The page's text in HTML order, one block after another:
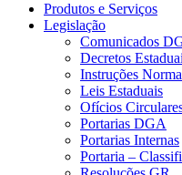
Produtos e Serviços
Legislação
Comunicados
Decretos
Instruções
Leis Estaduais
Ofícios
Portarias DGA
Portarias Internas
Portaria –